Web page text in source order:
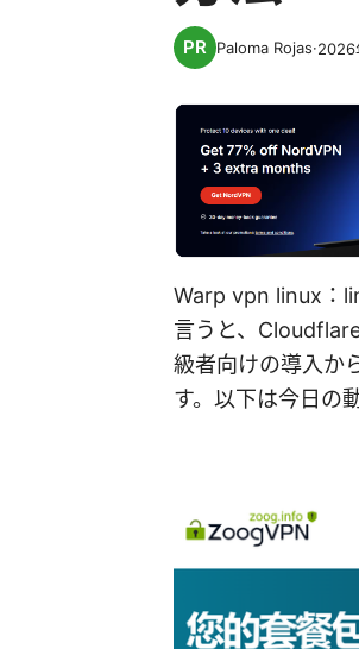
Paloma Rojas·2026
Warp vpn linux：
言うと、
級者向けの導入か
す。以下は今日の